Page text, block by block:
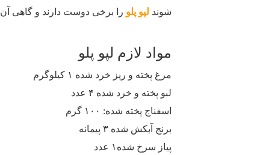
شوند لپو پلو را برخی دوست دارند و گاهی آن
مواد لازم لپو پلو
مرغ پخته و ریز خرد شده ۱ کیلوگرم
لبو پخته و خرد شده ۴ عدد
اسفناج پخته شده: ۱۰۰ گرم
برنج آبکش شده ۳ پیمانه
پیاز سرخ شده۱ عدد